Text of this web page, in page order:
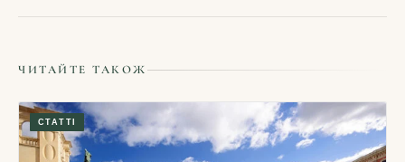
ЧИТАЙТЕ ТАКОЖ
СТАТТІ